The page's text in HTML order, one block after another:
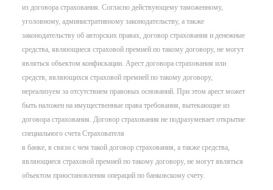
из договора страхования. Согласно действующему таможенному,
уголовному, административному законодательству, а также
законодательству об авторских правах, договор страхования и денежные
средства, являющиеся страховой премией по такому договору, не могут
являться объектом конфискации. Арест договора страхования или
средств, являющихся страховой премией по такому договору,
нереализуем за отсутствием правовых оснований. При этом арест может
быть наложен на имущественные права требования, вытекающие из
договора страхования. Договор страхования не подразумевает открытие
специального счета Страхователя
в банке, в связи с чем такой договор страхования, а также средства,
являющиеся страховой премией по такому договору, не могут являться
объектом приостановления операций по банковскому счету.